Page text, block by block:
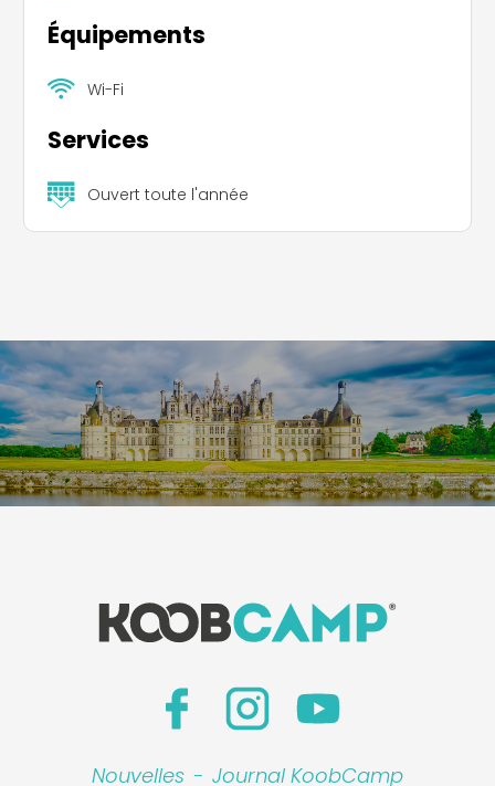
Équipements
Wi-Fi
Services
Ouvert toute l'année
Nouvelles - Journal KoobCamp